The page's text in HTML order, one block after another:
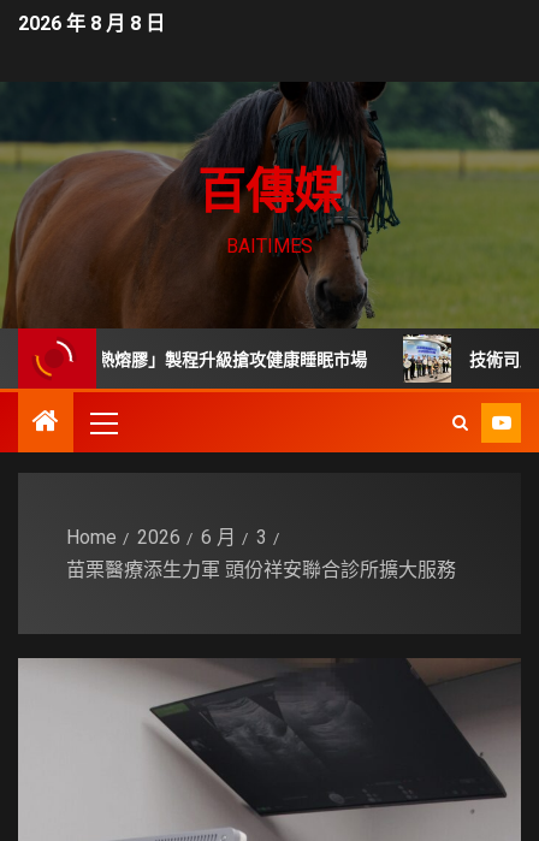
2026 年 8 月 8 日
百傳媒
BAITIMES
毒熱熔膠」製程升級搶攻健康睡眠市場 技術司展30項高
Home 2026 6 月
3
苗栗醫療添生力軍 頭份祥安聯合診所擴大服務